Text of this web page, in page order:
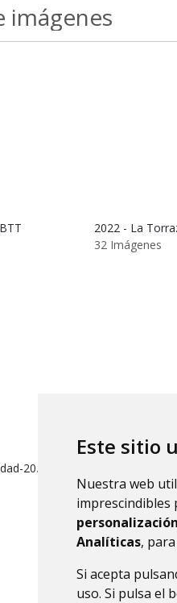
Este sitio
Nuestra web
imprescindibles
Analíticas,
Si acepta
uso. Si pulsa el
imágenes
32 Imágenes
Imágenes-Navidad-2021-2022
69 Imágenes